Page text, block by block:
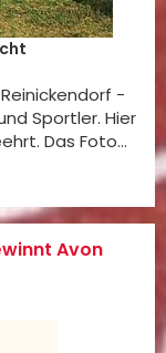
-
Sportler. Hier
Das Foto…
Avon